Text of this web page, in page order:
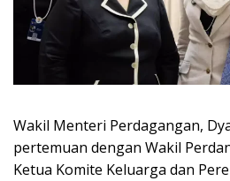
Wakil Menteri Perdagangan,
pertemuan dengan Wakil
Ketua Komite Keluarga dan